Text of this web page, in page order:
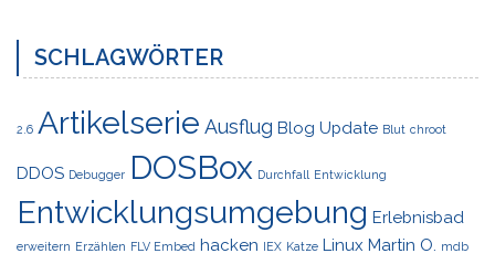
SCHLAGWÖRTER
2.6 Artikelserie Ausflug Blog Update Blut chroot
DDOS Debugger DOSBox Durchfall Entwicklung
Entwicklungsumgebung Erlebnisbad
erweitern Erzählen FLV Embed hacken IEX Katze Linux Martin O. mdb